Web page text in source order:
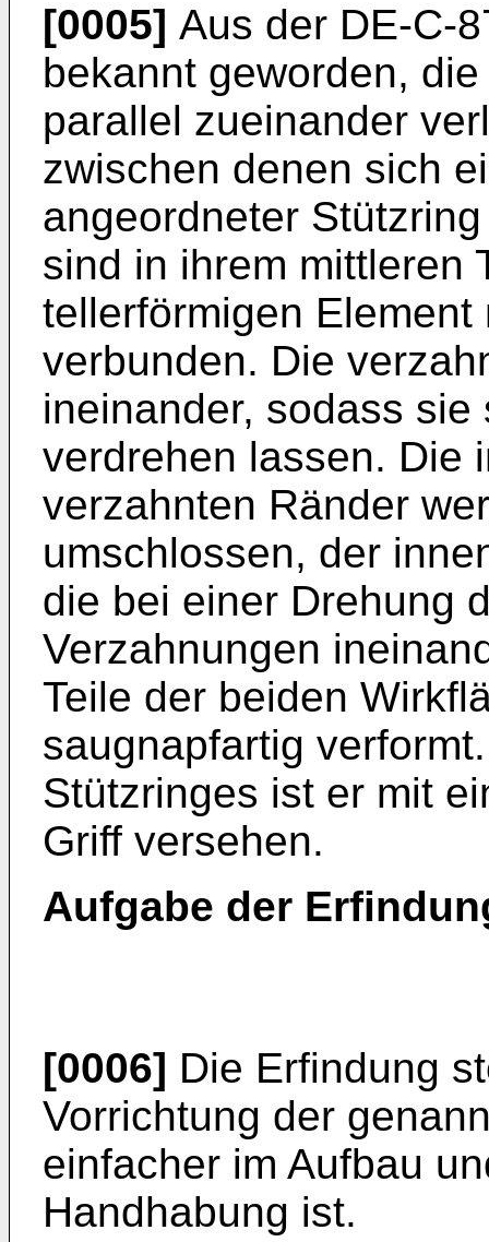
[0005] Aus der DE-C-
bekannt geworden,
parallel zueinander
zwischen denen sich
angeordneter
sind in ihrem mittleren
tellerförmigen
verbunden. Die
ineinander, sodass
verdrehen lassen. Die
verzahnten Ränder
umschlossen, der
die bei einer Drehung
Verzahnungen
Teile der beiden
saugnapfartig
Stützringes ist er mit
Griff versehen.
Aufgabe der
[0006] Die Erfindung
Vorrichtung der
einfacher im Aufbau
Handhabung ist.